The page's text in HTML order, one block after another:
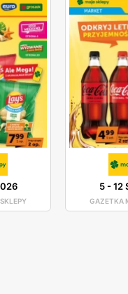
5-12
GAZETKA